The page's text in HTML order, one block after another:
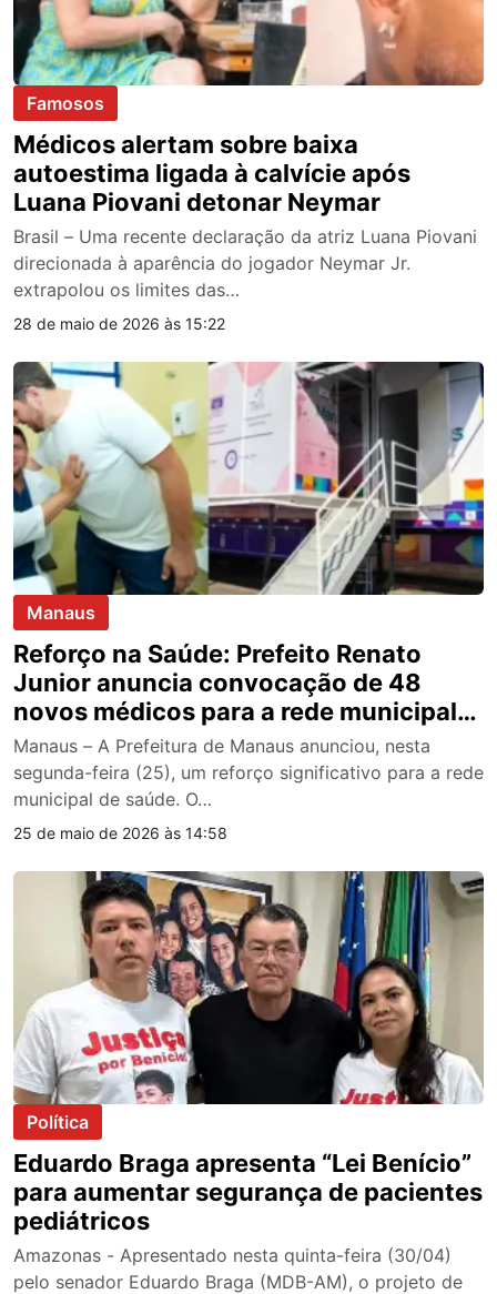
Famosos
Médicos alertam sobre baixa
autoestima ligada à calvície após
Luana Piovani detonar Neymar
Brasil – Uma recente declaração da atriz Luana Piovani
direcionada à aparência do jogador Neymar Jr.
extrapolou os limites das…
28 de maio de 2026 às 15:22
Manaus
Reforço na Saúde: Prefeito Renato
Junior anuncia convocação de 48
novos médicos para a rede municipal
de Manaus; veja vídeo
Manaus – A Prefeitura de Manaus anunciou, nesta
segunda-feira (25), um reforço significativo para a rede
municipal de saúde. O…
25 de maio de 2026 às 14:58
Política
Eduardo Braga apresenta “Lei Benício”
para aumentar segurança de pacientes
pediátricos
Amazonas - Apresentado nesta quinta-feira (30/04)
pelo senador Eduardo Braga (MDB-AM), o projeto de